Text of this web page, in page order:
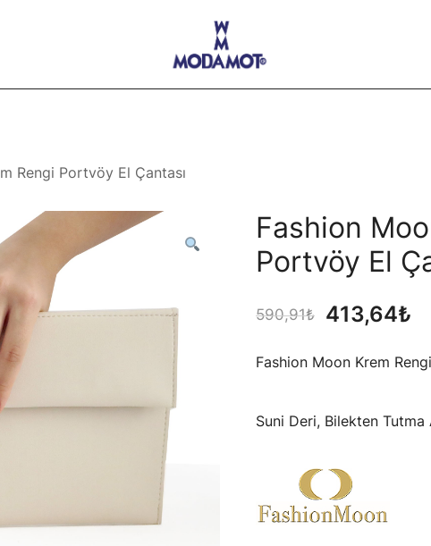
Modamot E-Ticaret
Rengi Portvöy El Çantası
Fashion
Portvöy El
590,91₺
Orijinal
413,64₺
Fashion Moon Krem
Suni Deri, Bilekten Tutma